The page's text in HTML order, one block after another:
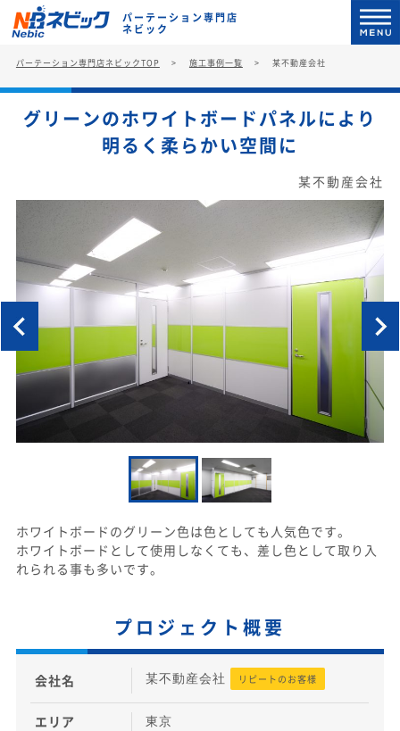
パーテーション専門店
ネビック
パーテーション専門店ネビックTOP 施工事例一覧 某不動産会社
グリーンのホワイトボードパネルにより
明るく柔らかい空間に
某不動産会社
ホワイトボードのグリーン色は色としても人気色です。
ホワイトボードとして使用しなくても、差し色として取り入
れられる事も多いです。
プロジェクト概要
会社名 某不動産会社 リピートのお客様
エリア 東京